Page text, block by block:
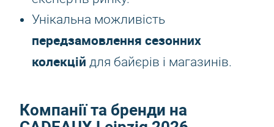
Унікальна можливість
передзамовлення сезонних
колекцій для байєрів і магазинів.
Компанії та бренди на